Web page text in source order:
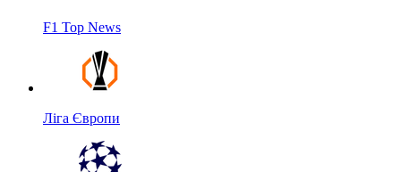
F1 Top News
Ліга Європи